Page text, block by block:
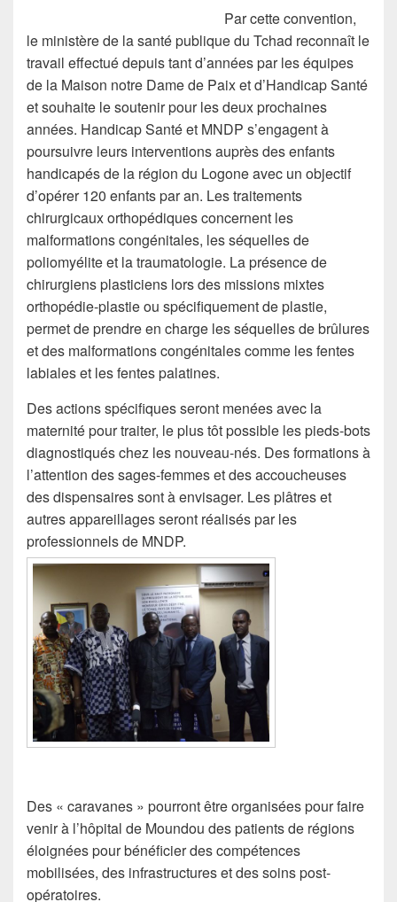
Par cette convention,
le ministère de la santé publique du Tchad reconnaît le
travail effectué depuis tant d’années par les équipes
de la Maison notre Dame de Paix et d’Handicap Santé
et souhaite le soutenir pour les deux prochaines
années. Handicap Santé et MNDP s’engagent à
poursuivre leurs interventions auprès des enfants
handicapés de la région du Logone avec un objectif
d’opérer 120 enfants par an. Les traitements
chirurgicaux orthopédiques concernent les
malformations congénitales, les séquelles de
poliomyélite et la traumatologie. La présence de
chirurgiens plasticiens lors des missions mixtes
orthopédie-plastie ou spécifiquement de plastie,
permet de prendre en charge les séquelles de brûlures
et des malformations congénitales comme les fentes
labiales et les fentes palatines.
Des actions spécifiques seront menées avec la
maternité pour traiter, le plus tôt possible les pieds-bots
diagnostiqués chez les nouveau-nés. Des formations à
l’attention des sages-femmes et des accoucheuses
des dispensaires sont à envisager. Les plâtres et
autres appareillages seront réalisés par les
professionnels de MNDP.
Des « caravanes » pourront être organisées pour faire
venir à l’hôpital de Moundou des patients de régions
éloignées pour bénéficier des compétences
mobilisées, des infrastructures et des soins post-
opératoires.